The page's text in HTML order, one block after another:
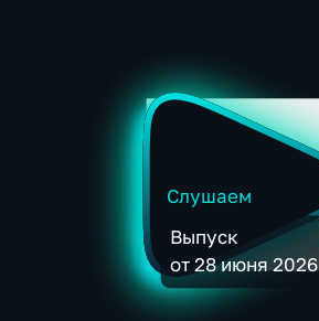
Слушаем
Выпуск
от 28 июня 2026